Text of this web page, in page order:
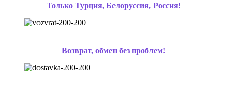
Только Турция, Белоруссия, Россия!
Возврат, обмен без проблем!